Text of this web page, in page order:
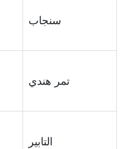
سنجاب
تمر هندي
التابير